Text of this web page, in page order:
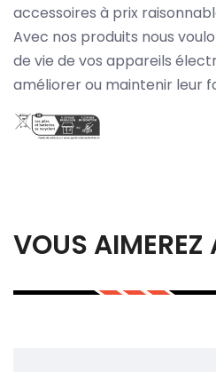
accessoires à prix
Avec nos produits nous
de vie de vos appareils
améliorer ou maintenir leur
VOUS AIMEREZ